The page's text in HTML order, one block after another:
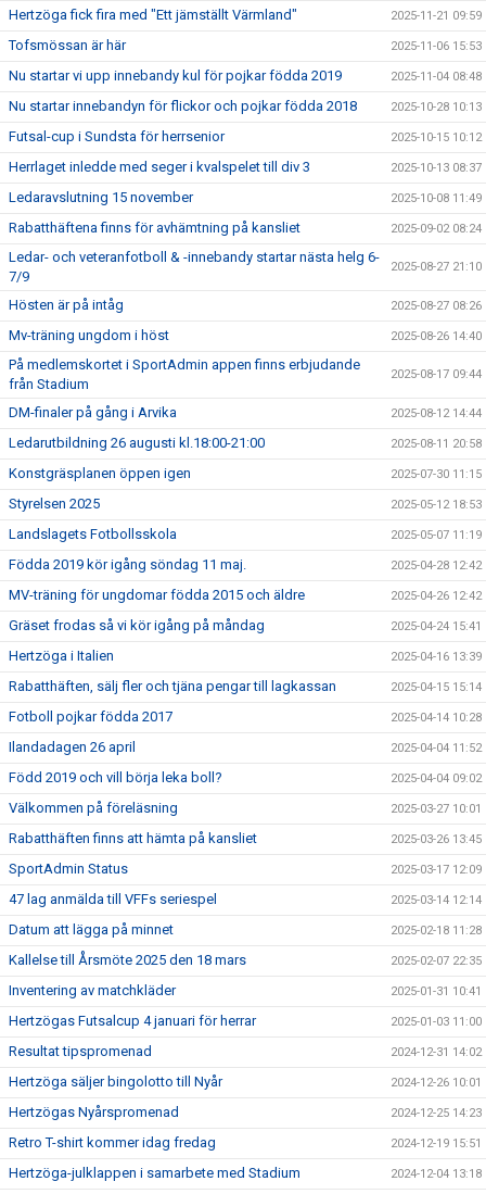
Hertzöga fick fira med "Ett jämställt Värmland" 2025-11-21 09:59
Tofsmössan är här 2025-11-06 15:53
Nu startar vi upp innebandy kul för pojkar födda 2019 2025-11-04 08:48
Nu startar innebandyn för flickor och pojkar födda 2018 2025-10-28 10:13
Futsal-cup i Sundsta för herrsenior 2025-10-15 10:12
Herrlaget inledde med seger i kvalspelet till div 3 2025-10-13 08:37
Ledaravslutning 15 november 2025-10-08 11:49
Rabatthäftena finns för avhämtning på kansliet 2025-09-02 08:24
Ledar- och veteranfotboll & -innebandy startar nästa helg 6-
7/9
2025-08-27 21:10
Hösten är på intåg 2025-08-27 08:26
Mv-träning ungdom i höst 2025-08-26 14:40
På medlemskortet i SportAdmin appen finns erbjudande
från Stadium
2025-08-17 09:44
DM-finaler på gång i Arvika 2025-08-12 14:44
Ledarutbildning 26 augusti kl.18:00-21:00 2025-08-11 20:58
Konstgräsplanen öppen igen 2025-07-30 11:15
Styrelsen 2025 2025-05-12 18:53
Landslagets Fotbollsskola 2025-05-07 11:19
Födda 2019 kör igång söndag 11 maj. 2025-04-28 12:42
MV-träning för ungdomar födda 2015 och äldre 2025-04-26 12:42
Gräset frodas så vi kör igång på måndag 2025-04-24 15:41
Hertzöga i Italien 2025-04-16 13:39
Rabatthäften, sälj fler och tjäna pengar till lagkassan 2025-04-15 15:14
Fotboll pojkar födda 2017 2025-04-14 10:28
Ilandadagen 26 april 2025-04-04 11:52
Född 2019 och vill börja leka boll? 2025-04-04 09:02
Välkommen på föreläsning 2025-03-27 10:01
Rabatthäften finns att hämta på kansliet 2025-03-26 13:45
SportAdmin Status 2025-03-17 12:09
47 lag anmälda till VFFs seriespel 2025-03-14 12:14
Datum att lägga på minnet 2025-02-18 11:28
Kallelse till Årsmöte 2025 den 18 mars 2025-02-07 22:35
Inventering av matchkläder 2025-01-31 10:41
Hertzögas Futsalcup 4 januari för herrar 2025-01-03 11:00
Resultat tipspromenad 2024-12-31 14:02
Hertzöga säljer bingolotto till Nyår 2024-12-26 10:01
Hertzögas Nyårspromenad 2024-12-25 14:23
Retro T-shirt kommer idag fredag 2024-12-19 15:51
Hertzöga-julklappen i samarbete med Stadium 2024-12-04 13:18